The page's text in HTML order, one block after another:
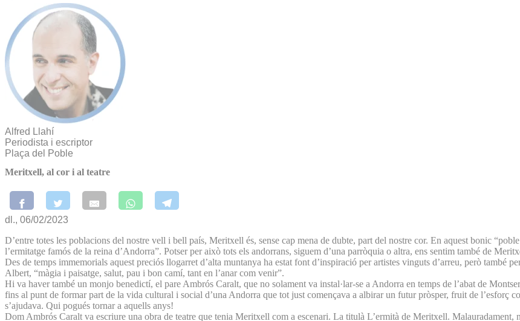
Alfred Llahí
Periodista i escriptor
Plaça del Poble
Meritxell, al cor i al teatre
dl., 06/02/2023
D’entre totes les poblacions del nostre vell i bell país, Meritxell és, sense cap mena de dubte, part del nostre cor. En aquest bonic
l’ermitatge famós de la reina d’Andorra”. Potser per això tots els andorrans, siguem d’una parròquia o altra, ens sentim també de
Des de temps immemorials aquest preciós llogarret d’alta muntanya ha estat font d’inspiració per artistes vinguts d’arreu, però també
Albert, “màgia i paisatge, salut, pau i bon camí, tant en l’anar com venir”.
Hi va haver també un monjo benedictí, el pare Ambrós Caralt, que no solament va instal·lar-se a Andorra en temps de l’abat de
fins al punt de formar part de la vida cultural i social d’una Andorra que tot just començava a albirar un futur pròsper, fruit de l’esforç
s’ajudava. Qui pogués tornar a aquells anys!
Dom Ambrós Caralt va escriure una obra de teatre que tenia Meritxell com a escenari. La titulà L’ermità de Meritxell. Malauradament,